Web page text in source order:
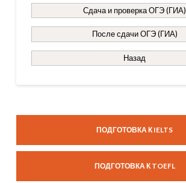
Сдача и проверка ОГЭ (ГИА)
После сдачи ОГЭ (ГИА)
Назад
До
ОГЭ
(ГИА)02.10.2014
ПОДГОТОВКА К IELTS
ПОДГОТОВКА К TOEFL